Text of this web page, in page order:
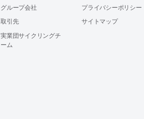
グループ会社
取引先
実業団サイクリングチ
ーム
プライバシーポリシー
サイトマップ